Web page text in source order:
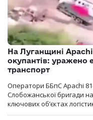
На Луганщині
окупантів: уражено
транспорт
Оператори ББпС Apachi
Слобожанської бригади
ключових об’єктах